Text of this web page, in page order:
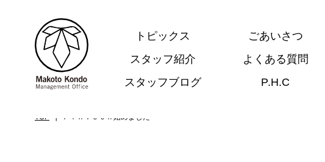
トピックス ごあいさつ
スタッフ紹介
よくある質問
スタッフブログ
P.H.C
TOP ＦｉｎＴｅｃｈ始めました